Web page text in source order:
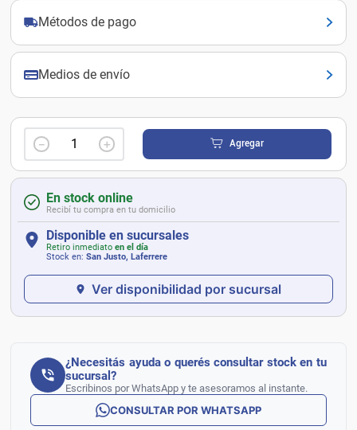
Métodos de pago
Medios de envío
＋
－ Agregar
En stock online
Recibí tu compra en tu domicilio
Disponible en sucursales
Retiro inmediato en el día
Stock en: San Justo, Laferrere
Ver disponibilidad por sucursal
¿Necesitás ayuda o querés consultar stock en tu
sucursal?
Escribinos por WhatsApp y te asesoramos al instante.
CONSULTAR POR WHATSAPP